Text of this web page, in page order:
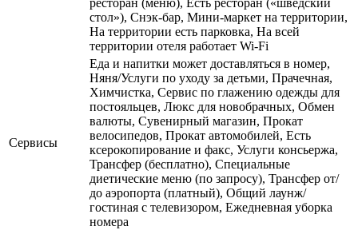
ресторан (меню), Есть ресторан («шведский
стол»), Снэк-бар, Мини-маркет на территории,
На территории есть парковка, На всей
территории отеля работает Wi-Fi
Сервисы
Еда и напитки может доставляться в номер,
Няня/Услуги по уходу за детьми, Прачечная,
Химчистка, Сервис по глажению одежды для
постояльцев, Люкс для новобрачных, Обмен
валюты, Сувенирный магазин, Прокат
велосипедов, Прокат автомобилей, Есть
ксерокопирование и факс, Услуги консьержа,
Трансфер (бесплатно), Специальные
диетические меню (по запросу), Трансфер от/
до аэропорта (платный), Общий лаунж/
гостиная с телевизором, Ежедневная уборка
номера